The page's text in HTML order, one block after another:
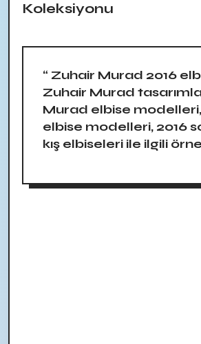
Koleksiyonu
“ Zuhair Murad 2016
Zuhair Murad
Murad elbise
elbise modelleri, 2016
kış elbiseleri ile ilgili